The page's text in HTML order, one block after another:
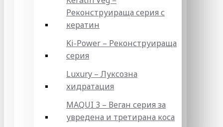
Реконструираща серия с
кератин
Ki-Power – Реконструираща
серия
Luxury – Луксозна
хидратация
MAQUI 3 – Веган серия за
увредена и третирана коса